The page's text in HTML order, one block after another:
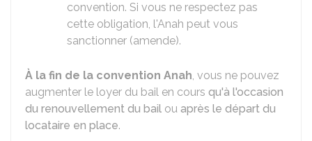
convention. Si vous ne respectez pas
cette obligation, l'Anah peut vous
sanctionner (amende).
À la fin de la convention Anah, vous ne pouvez
augmenter le loyer du bail en cours qu'à l'occasion
du renouvellement du bail ou après le départ du
locataire en place.